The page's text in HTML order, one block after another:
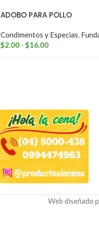
ADOBO PARA POLLO
Condimentos y Especias,
$2.00 - $16.00
Web diseñado